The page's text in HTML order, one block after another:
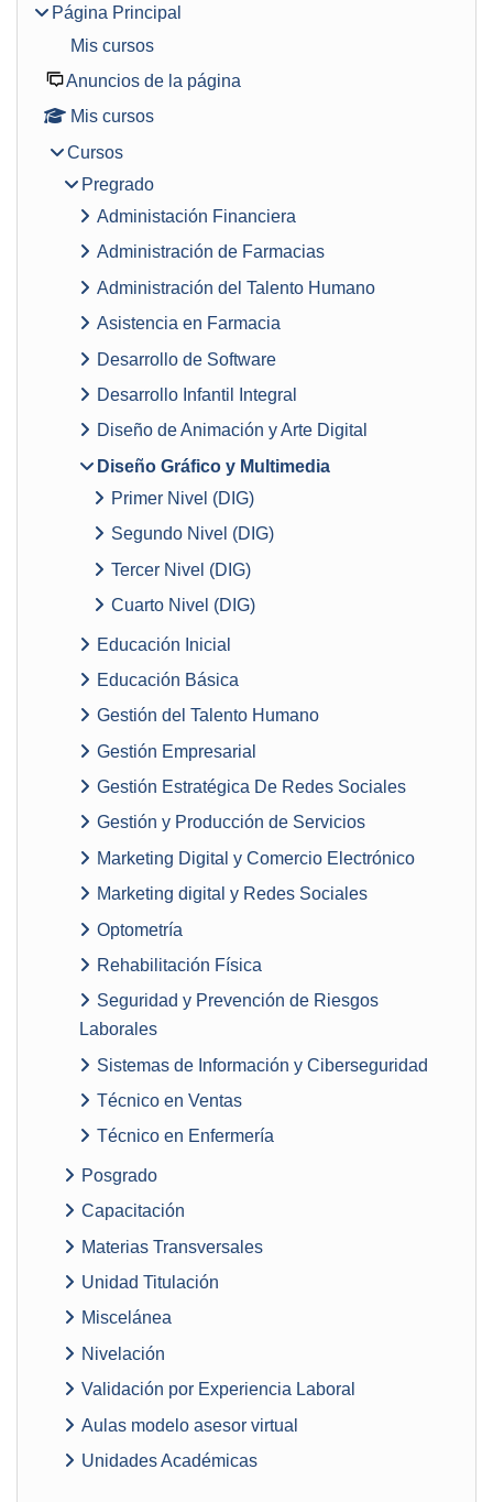
Página Principal
Mis cursos
Anuncios de la página
Mis cursos
Cursos
Pregrado
Administación Financiera
Administración de Farmacias
Administración del Talento Humano
Asistencia en Farmacia
Desarrollo de Software
Desarrollo Infantil Integral
Diseño de Animación y Arte Digital
Diseño Gráfico y Multimedia
Primer Nivel (DIG)
Segundo Nivel (DIG)
Tercer Nivel (DIG)
Cuarto Nivel (DIG)
Educación Inicial
Educación Básica
Gestión del Talento Humano
Gestión Empresarial
Gestión Estratégica De Redes Sociales
Gestión y Producción de Servicios
Marketing Digital y Comercio Electrónico
Marketing digital y Redes Sociales
Optometría
Rehabilitación Física
Seguridad y Prevención de Riesgos
Laborales
Sistemas de Información y Ciberseguridad
Técnico en Ventas
Técnico en Enfermería
Posgrado
Capacitación
Materias Transversales
Unidad Titulación
Miscelánea
Nivelación
Validación por Experiencia Laboral
Aulas modelo asesor virtual
Unidades Académicas